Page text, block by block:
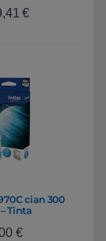
€
cian 300
Tinta
€